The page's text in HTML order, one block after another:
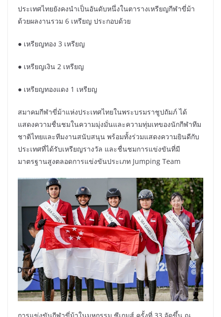
ประเทศไทยยังคงนำเป็นอันดับหนึ่งในตารางเหรียญกีฬาขี่ม้า
ด้วยผลงานรวม 6 เหรียญ ประกอบด้วย
● เหรียญทอง 3 เหรียญ
● เหรียญเงิน 2 เหรียญ
● เหรียญทองแดง 1 เหรียญ
สมาคมกีฬาขี่ม้าแห่งประเทศไทยในพระบรมราชูปถัมภ์ ได้
แสดงความชื่นชมในความมุ่งมั่นและความทุ่มเทของนักกีฬาทีม
ชาติไทยและทีมงานสนับสนุน พร้อมทั้งร่วมแสดงความยินดีกับ
ประเทศที่ได้รับเหรียญรางวัล และชื่นชมการแข่งขันที่มี
มาตรฐานสูงตลอดการแข่งขันประเภท Jumping Team